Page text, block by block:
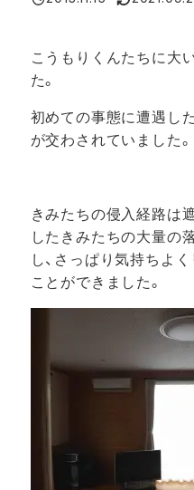
投稿日 更新日
こうもりくんたちに大
た。
初めての事態に遭遇し
が交わされていました。
きみたちの侵入経路は
したきみたちの大量の
し、さっぱり気持ちよ
ことができました。